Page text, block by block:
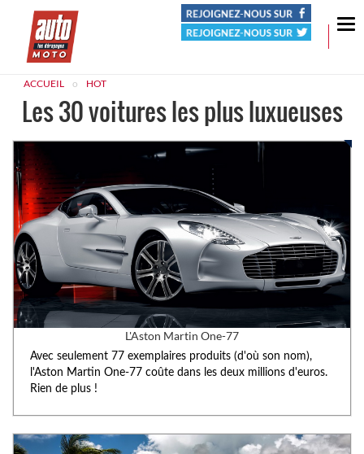
ACCUEIL HOT
Les 30 voitures les plus luxueuses
L'Aston Martin One-77
Avec seulement 77 exemplaires produits (d'où son nom),
l'Aston Martin One-77 coûte dans les deux millions d'euros.
Rien de plus !